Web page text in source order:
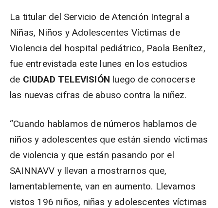
La titular del Servicio de Atención Integral a
Niñas, Niños y Adolescentes Víctimas de
Violencia del hospital pediátrico, Paola Benítez,
fue entrevistada este lunes en los estudios
de CIUDAD TELEVISIÓN luego de conocerse
las nuevas cifras de abuso contra la niñez.
“Cuando hablamos de números hablamos de
niños y adolescentes que están siendo víctimas
de violencia y que están pasando por el
SAINNAVV y llevan a mostrarnos que,
lamentablemente, van en aumento. Llevamos
vistos 196 niños, niñas y adolescentes víctimas